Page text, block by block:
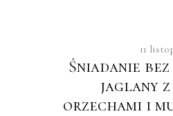
11
Śniadanie
jaglany
orzechami i